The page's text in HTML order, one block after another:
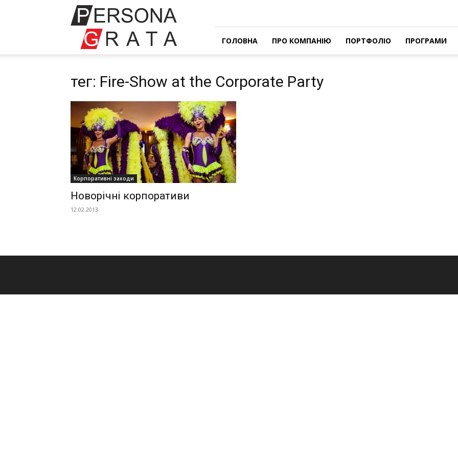
Івент
компанія
Персона
Грата
ГОЛОВНА ПРО КОМПАНІЮ ПОРТФОЛІО ПРОГРАМИ
тег: Fire-Show at the Corporate Party
Корпоративні заходи
Новорічні корпоративи
12.02.2013